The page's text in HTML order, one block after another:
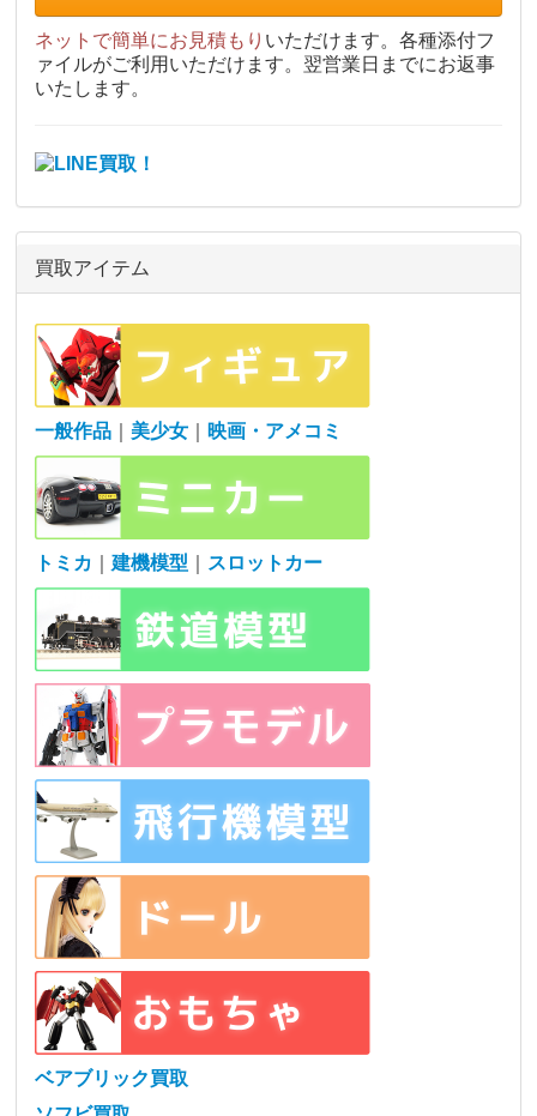
ネットで簡単にお見積もり いただけます。各種添付フ
ァイルがご利用いただけます。翌営業日までにお返事
いたします。
買取アイテム
一般作品 美少女 映画・アメコミ
トミカ ｜建機模型 スロットカー
ベアブリック買取